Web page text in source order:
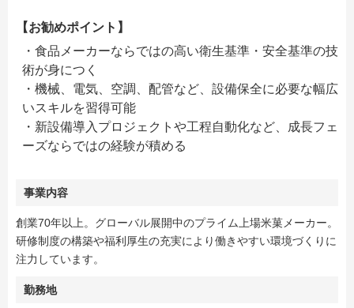
【お勧めポイント】
・食品メーカーならではの高い衛生基準・安全基準の技
術が身につく
・機械、電気、空調、配管など、設備保全に必要な幅広
いスキルを習得可能
・新設備導入プロジェクトや工程自動化など、成長フェ
ーズならではの経験が積める
事業内容
創業70年以上。グローバル展開中のプライム上場米菓メーカー。
研修制度の構築や福利厚生の充実により働きやすい環境づくりに
注力しています。
勤務地